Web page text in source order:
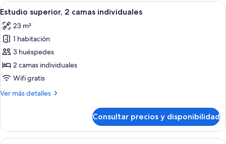
Abrir
todas
las
fotos
de
Estudio
superior,
camas
Una habitación de hotel con una
5
Estudio superior, 2 camas individuales
23 m²
1 habitación
3 huéspedes
2 camas individuales
Wifi gratis
Ver más detalles
Más
superior,
Consultar precios y disponibilidad
Una habitación de hotel moderna